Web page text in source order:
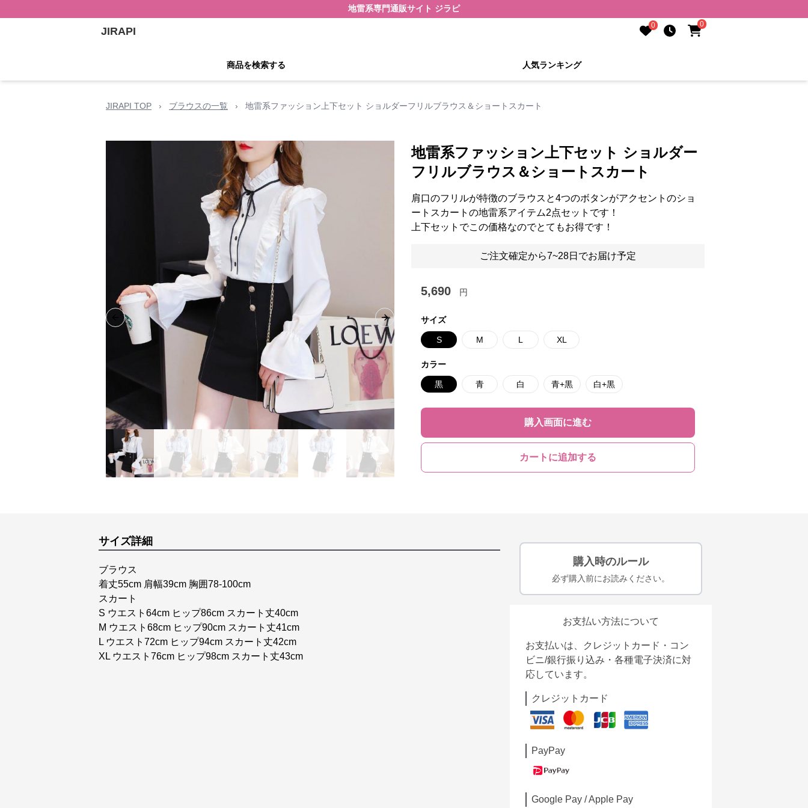
地雷系専門通販サイト ジラピ
JIRAPI 0 0
商品を検索する 人気ランキング
JIRAPI TOP › ブラウスの一覧 › 地雷系ファッション上下セット ショルダーフリルブラウス＆ショートスカート
Previous slide Next slide
地雷系ファッション上下セット ショルダー
フリルブラウス＆ショートスカート
肩口のフリルが特徴のブラウスと4つのボタンがアクセントのショ
ートスカートの地雷系アイテム2点セットです！
上下セットでこの価格なのでとてもお得です！
ご注文確定から7~28日でお届け予定
5,690 円
サイズ
S M L XL
カラー
黒 青 白 青+黒 白+黒
購入画面に進む
カートに追加する
サイズ詳細
ブラウス
着丈55cm 肩幅39cm 胸囲78-100cm
スカート
S ウエスト64cm ヒップ86cm スカート丈40cm
M ウエスト68cm ヒップ90cm スカート丈41cm
L ウエスト72cm ヒップ94cm スカート丈42cm
XL ウエスト76cm ヒップ98cm スカート丈43cm
購入時のルール
必ず購入前にお読みください。
お支払い方法について
お支払いは、クレジットカード・コン
ビニ/銀行振り込み・各種電子決済に対
応しています。
クレジットカード
PayPay
Google Pay / Apple Pay